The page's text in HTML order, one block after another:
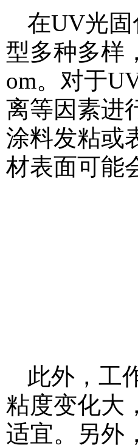
在UV光
型多种多样
om。对于
离等因素进
涂料发粘或
材表面可能
此外，工
粘度变化大
适宜。另外